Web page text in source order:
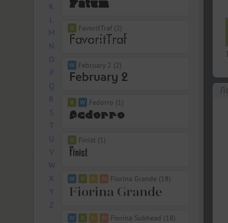
K
L
M
N
O
P
Q
R
S
T
U
V
W
X
Y
Z
FavoritTraf (2)
February 2 (2)
Fedorro (1)
Finist (1)
Fiorina Grande (18)
Fiorina Subhead (18)